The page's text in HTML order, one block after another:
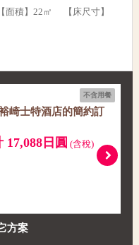
面積】22㎡ 【床尺寸】
不含用餐
崎士特酒店的簡約訂
17,088日圓 (含稅)
方案